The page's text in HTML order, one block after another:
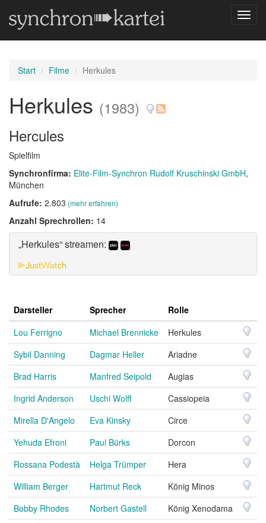
Start Filme Herkules
Herkules (1983)
Hercules
Spielfilm
Synchronfirma: Elite-Film-Synchron Rudolf Kruschinski GmbH,
München
Aufrufe: 2.803 (mehr erfahren)
Anzahl Sprechrollen: 14
„Herkules“ streamen:
Darsteller Sprecher
Rolle
Lou Ferrigno
Michael Brennicke
Herkules
Sybil Danning
Dagmar Heller
Ariadne
Brad Harris
Manfred Seipold
Augias
Ingrid Anderson
Uschi Wolff
Cassiopeia
Mirella D'Angelo
Eva Kinsky
Circe
Yehuda Efroni
Paul Bürks
Dorcon
Rossana Podestà
Helga Trümper
Hera
William Berger
Hartmut Reck
König Minos
Bobby Rhodes
Norbert Gastell
König Xenodama